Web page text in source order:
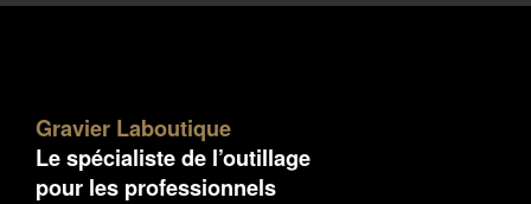
Gravier Laboutique
Le spécialiste de l’outillage
pour les professionnels